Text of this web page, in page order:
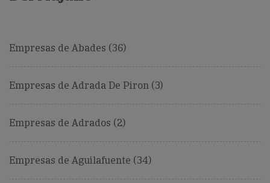
Empresas de Abades (36)
Empresas de Adrada De Piron (3)
Empresas de Adrados (2)
Empresas de Aguilafuente (34)